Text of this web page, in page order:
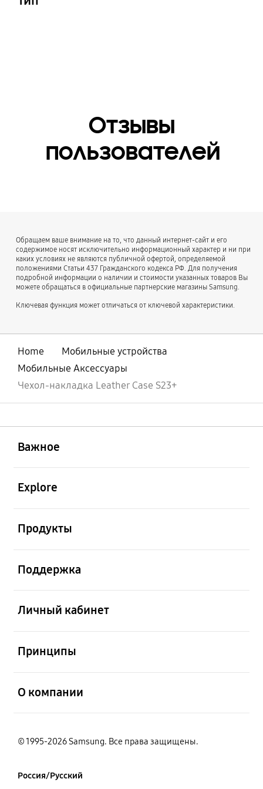
Отзывы
пользователей
Обращаем ваше внимание на то, что данный интернет-сайт и его
содержимое носят исключительно информационный характер и ни при
каких условиях не являются публичной офертой, определяемой
положениями Статьи 437 Гражданского кодекса РФ. Для получения
подробной информации о наличии и стоимости указанных товаров Вы
можете обращаться в официальные партнерские магазины Samsung.
Ключевая функция может отличаться от ключевой характеристики.
Home
Мобильные устройства
Мобильные Аксессуары
Чехол-накладка Leather Case S23+
Важное
Explore
Продукты
Поддержка
Личный кабинет
Принципы
О компании
© 1995-2026 Samsung. Все права защищены.
Россия/Русский